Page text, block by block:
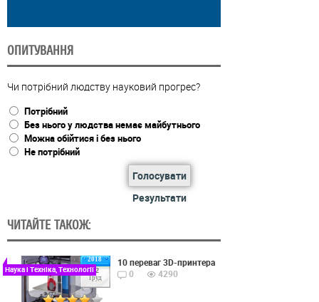
ОПИТУВАННЯ
Чи потрібний людству науковий прогрес?
Потрібний
Без нього у людства немає майбутнього
Можна обійтися і без нього
Не потрібний
Голосувати
Результати
ЧИТАЙТЕ ТАКОЖ:
2018
22
Груд
Наука і Техніка, Технології
10 переваг 3D-принтера
0
4290